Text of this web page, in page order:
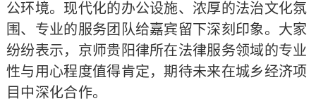
公环境。现代化的办公设施、浓厚的法治文化氛
围、专业的服务团队给嘉宾留下深刻印象。大家
纷纷表示，京师贵阳律所在法律服务领域的专业
性与用心程度值得肯定，期待未来在城乡经济项
目中深化合作。